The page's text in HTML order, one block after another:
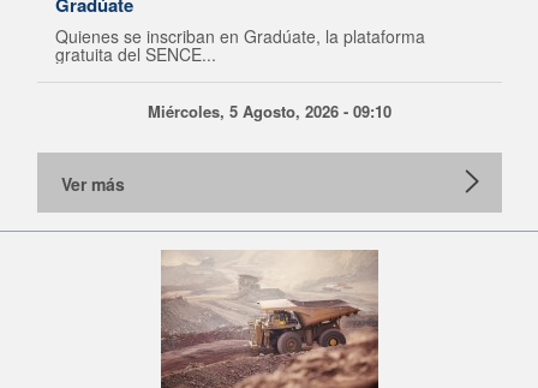
Quienes se inscriban en Gradúate, la plataforma
gratuita del SENCE...
Miércoles, 5 Agosto, 2026 - 09:10
Ver más